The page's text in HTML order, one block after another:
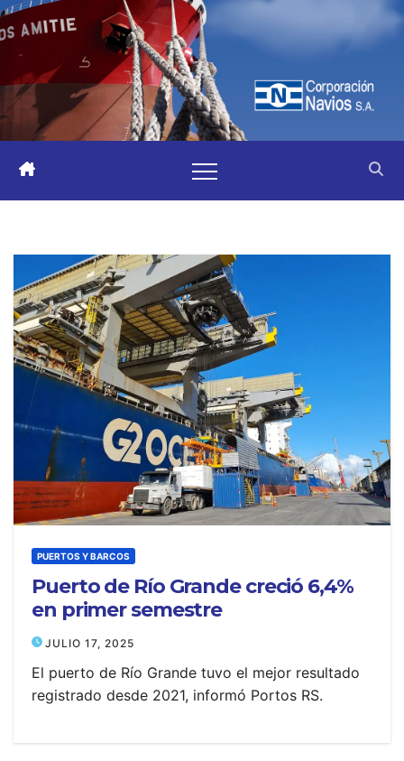
PUERTOS Y BARCOS
Puerto de Río Grande creció 6,4%
en primer semestre
JULIO 17, 2025
El puerto de Río Grande tuvo el mejor resultado
registrado desde 2021, informó Portos RS.